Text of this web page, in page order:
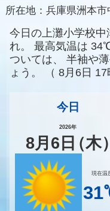
所在地： 兵庫県洲本市
今日の上灘小学校
れ。
最高気温は 34℃
ついては、
半袖や
ょう。
（ 8月6日 17
今日
2026年
8月 6 日（木）
現在温